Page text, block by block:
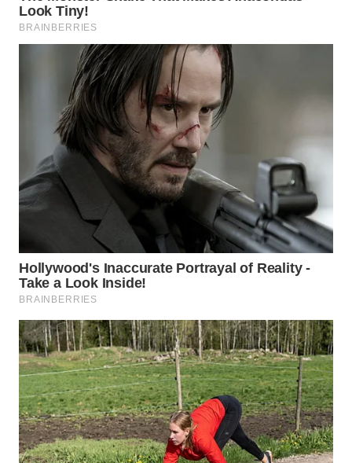
WAHANA
WAHANA
LISTRIK
WAHANA
TRAVEL
WAHANA
WAHANANEWS
ID
CO ID
WAHANANEWS
NET
WAHANA
SPORT